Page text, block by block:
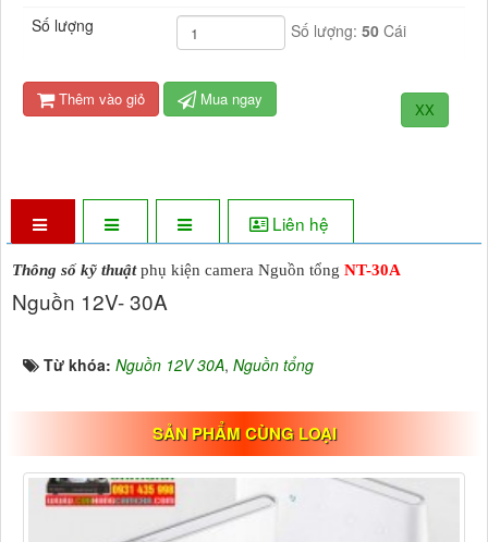
Số lượng Số lượng:50 Cái
Thêm vào giỏ Mua ngay XX
Liên hệ
Thông số kỹ thuậtphụ kiện camera Nguồn tổng NT-30A
Nguồn 12V- 30A
Từ khóa: Nguồn 12V 30A, Nguồn tổng
SẢN PHẨM CÙNG LOẠI